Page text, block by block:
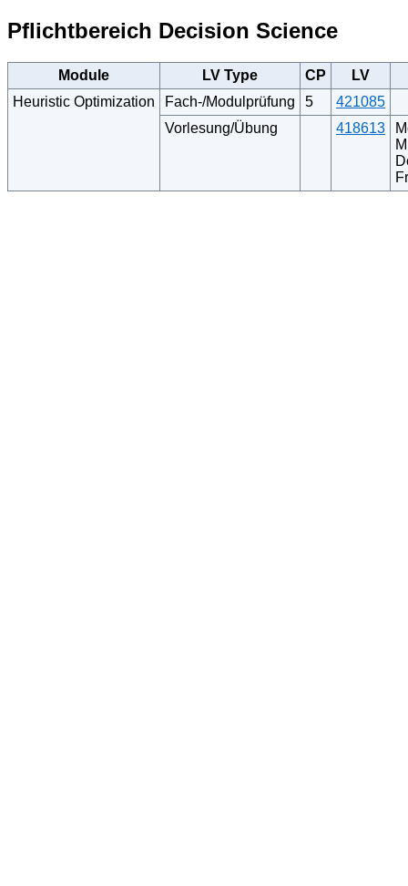
Pflichtbereich Decision Science
Module LV Type CP
LV
Heuristic Optimization
Fach-/Modulprüfung 5
421085
Vorlesung/Übung
418613